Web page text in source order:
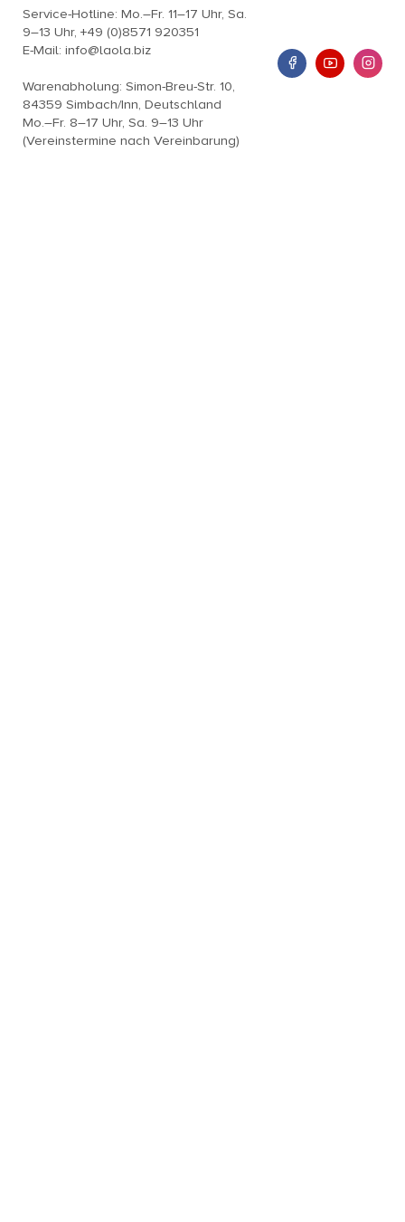
Service-Hotline: Mo.–Fr. 11–17 Uhr, Sa.
9–13 Uhr, +49 (0)8571 920351
E-Mail: info@laola.biz
Warenabholung: Simon-Breu-Str. 10,
84359 Simbach/Inn, Deutschland
Mo.–Fr. 8–17 Uhr, Sa. 9–13 Uhr
(Vereinstermine nach Vereinbarung)